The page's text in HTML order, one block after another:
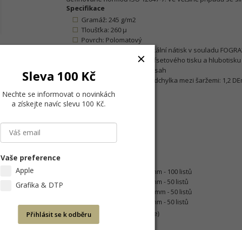
Specifikace
Gramáž: 245 g/m2
Tloušťka: 260 µ
Povrch: Polomatový
Optimalizovaný pro digitální nátisk v souladu
Vynikající pro simulaci ofsetového tisku a hlubotisku
Velmi velký barevný rozsah
Garantovaná nejvyšší odchylka mezi šaržemi: 1,2
Hodnoty Lab
M0: L: 94,5 a: 0,0, -b: -1,5
Certifikace
A4 - 210 mm x 297 mm - 100 listů
A3 - 297 mm x 420 mm - 50 listů
A3+ - 330 mm x 483 mm - 50 listů
A2 - 420 mm x 594 mm - 50 listů
Role (návin na 3" dutince)
13" - 32,9 cm x 30 m
Sleva 100 Kč
Nechte se informovat o novinkách
a získejte navíc slevu 100 Kč.
Vaše preference
Apple
Grafika & DTP
Přihlásit se k odběru